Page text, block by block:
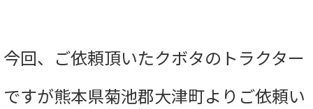
今回、ご依頼頂いたクボタのトラクター
ですが熊本県菊池郡大津町よりご依頼い